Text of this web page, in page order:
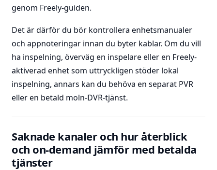
genom Freely-guiden.
Det är därför du bör kontrollera enhetsmanualer
och appnoteringar innan du byter kablar. Om du vill
ha inspelning, överväg en inspelare eller en Freely-
aktiverad enhet som uttryckligen stöder lokal
inspelning, annars kan du behöva en separat PVR
eller en betald moln-DVR-tjänst.
Saknade kanaler och hur återblick
och on-demand jämför med betalda
tjänster